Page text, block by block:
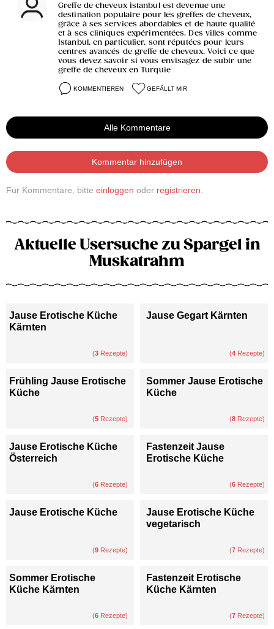
Greffe de cheveux istanbul est devenue une
destination populaire pour les greffes de cheveux,
grâce à ses services abordables et de haute qualité
et à ses cliniques expérimentées. Des villes comme
Istanbul, en particulier, sont réputées pour leurs
centres avancés de greffe de cheveux. Voici ce que
vous devez savoir si vous envisagez de subir une
greffe de cheveux en Turquie
KOMMENTIEREN GEFÄLLT MIR
Alle Kommentare
Kommentar hinzufügen
Für Kommentare, bitte einloggen oder registrieren
Aktuelle Usersuche zu Spargel in
Muskatrahm
Jause Erotische Küche
Kärnten
(3 Rezepte)
Jause Gegart Kärnten
(4 Rezepte)
Frühling Jause Erotische
Küche
(5 Rezepte)
Sommer Jause Erotische
Küche
(8 Rezepte)
Jause Erotische Küche
Österreich
(6 Rezepte)
Fastenzeit Jause
Erotische Küche
(6 Rezepte)
Jause Erotische Küche
(9 Rezepte)
Jause Erotische Küche
vegetarisch
(7 Rezepte)
Sommer Erotische
Küche Kärnten
(6 Rezepte)
Fastenzeit Erotische
Küche Kärnten
(7 Rezepte)